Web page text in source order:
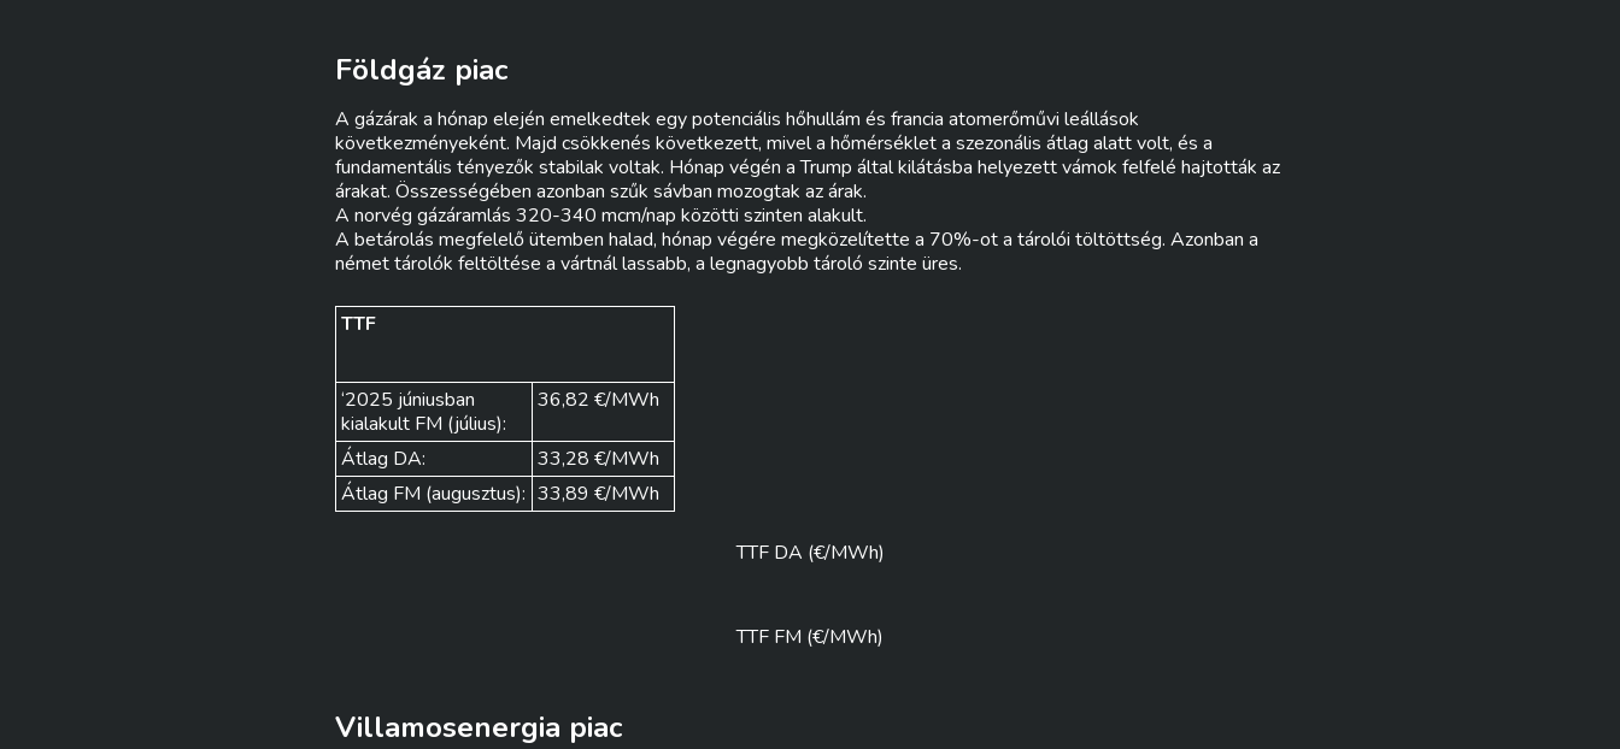
Földgáz piac
A gázárak a hónap elején emelkedtek egy potenciális hőhullám és francia atomerőművi leállások
következményeként. Majd csökkenés következett, mivel a hőmérséklet a szezonális átlag alatt volt, és a
fundamentális tényezők stabilak voltak. Hónap végén a Trump által kilátásba helyezett vámok felfelé hajtották az
árakat. Összességében azonban szűk sávban mozogtak az árak.
A norvég gázáramlás 320-340 mcm/nap közötti szinten alakult.
A betárolás megfelelő ütemben halad, hónap végére megközelítette a 70%-ot a tárolói töltöttség. Azonban a
német tárolók feltöltése a vártnál lassabb, a legnagyobb tároló szinte üres.
TTF
‘2025 júniusban
kialakult FM (július):
36,82 €/MWh
Átlag DA:
33,28 €/MWh
Átlag FM (augusztus): 33,89 €/MWh
TTF DA (€/MWh)
TTF FM (€/MWh)
Villamosenergia piac